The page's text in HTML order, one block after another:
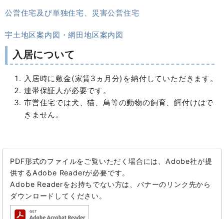
公営住宅及び単独住宅、災害公営住宅
宇土地区案内図・網田地区案内図
入居について
入居時に敷金(家賃3ヵ月分)を納付していただきます。
連帯保証人が必要です。
市営住宅では犬、猫、鳥等の動物の飼育、餌付けはで
きません。
PDF形式のファイルをご覧いただく場合には、Adobe社が提
供するAdobe Readerが必要です。
Adobe Readerをお持ちでない方は、バナーのリンク先から
ダウンロードしてください。